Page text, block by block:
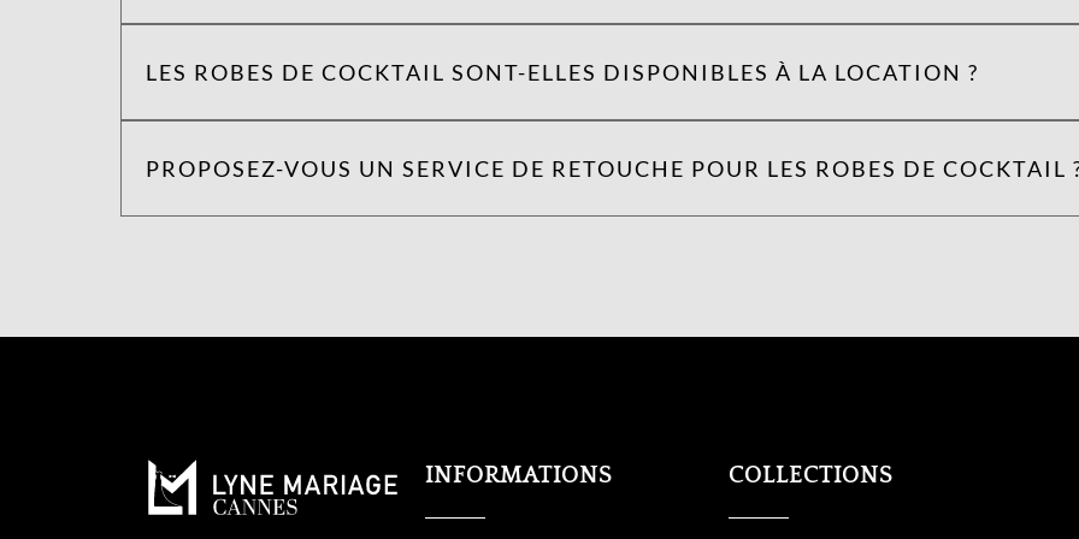
LES ROBES DE COCKTAIL SONT-ELLES DISPONIBLES À LA LOCATION ?
PROPOSEZ-VOUS UN SERVICE DE RETOUCHE POUR LES ROBES DE COCKTAIL
INFORMATIONS COLLECTIONS